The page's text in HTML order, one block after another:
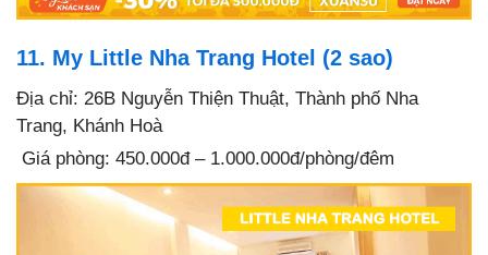
11. My Little Nha Trang Hotel (2 sao)
Địa chỉ: 26B Nguyễn Thiện Thuật, Thành phố Nha
Trang, Khánh Hoà
Giá phòng: 450.000đ – 1.000.000đ/phòng/đêm